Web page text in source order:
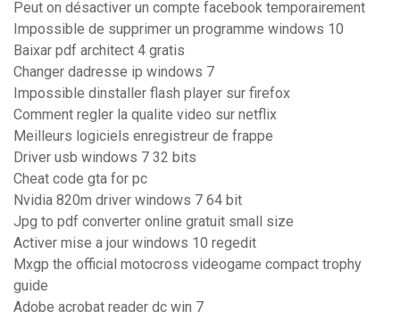
Peut on désactiver un compte facebook temporairement
Impossible de supprimer un programme windows 10
Baixar pdf architect 4 gratis
Changer dadresse ip windows 7
Impossible dinstaller flash player sur firefox
Comment regler la qualite video sur netflix
Meilleurs logiciels enregistreur de frappe
Driver usb windows 7 32 bits
Cheat code gta for pc
Nvidia 820m driver windows 7 64 bit
Jpg to pdf converter online gratuit small size
Activer mise a jour windows 10 regedit
Mxgp the official motocross videogame compact trophy
guide
Adobe acrobat reader dc win 7